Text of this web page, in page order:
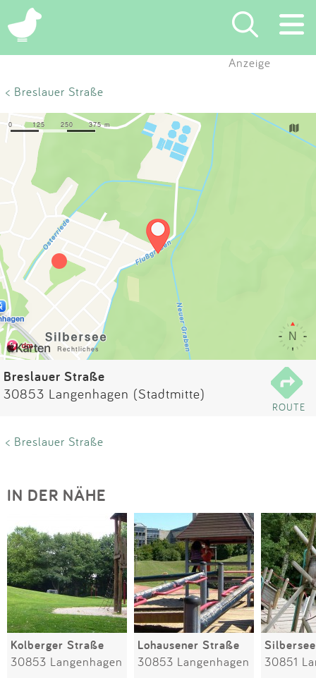
×
Eintragen
App
Blog
Partner
Kontakt
Impressum
Anzeige
< Breslauer Straße
Breslauer Straße
30853 Langenhagen (Stadtmitte)
ROUTE
< Breslauer Straße
IN DER NÄHE
Kolberger Straße
30853 Langenhagen
Lohausener Straße
30853 Langenhagen
Silbersee
30851